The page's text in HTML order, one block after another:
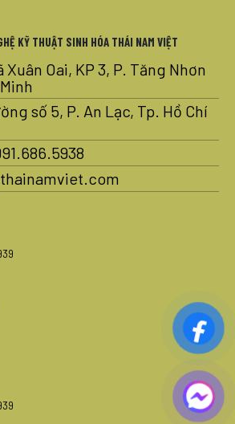
KỸ THUẬT SINH HÓA THÁI NAM VIỆT
Xuân Oai, KP 3, P. Tăng Nhơn
số 5, P. An Lạc, Tp. Hồ Chí